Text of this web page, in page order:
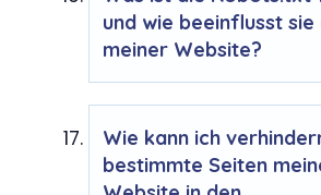
und wie beeinflusst sie
meiner Website?
Wie kann ich
bestimmte Seiten